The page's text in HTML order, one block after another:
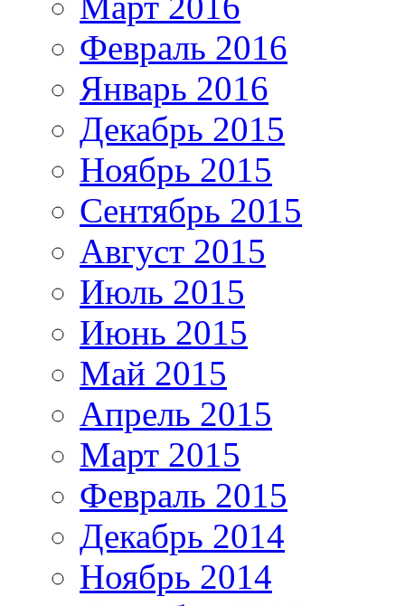
Февраль 2016
Январь 2016
Декабрь 2015
Ноябрь 2015
Сентябрь 2015
Август 2015
Июль 2015
Июнь 2015
Май 2015
Апрель 2015
Март 2015
Февраль 2015
Декабрь 2014
Ноябрь 2014